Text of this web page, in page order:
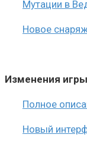
Мутации в
Новое
Изменения
Полное
Новый